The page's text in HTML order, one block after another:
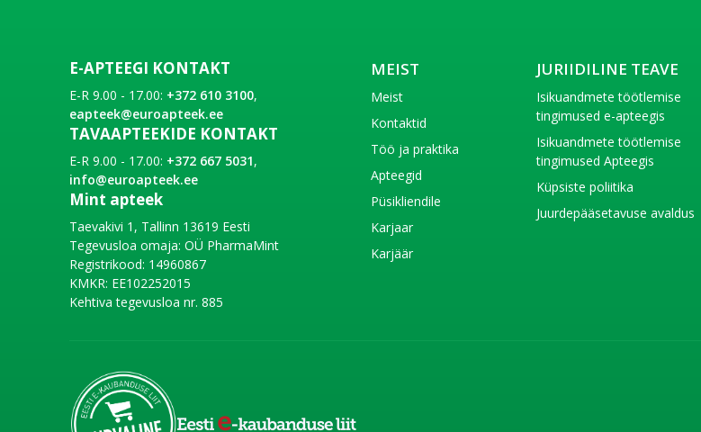
E-APTEEGI KONTAKT
E-R 9.00 - 17.00: +372 610 3100,
eapteek@euroapteek.ee
TAVAAPTEEKIDE KONTAKT
E-R 9.00 - 17.00: +372 667 5031,
info@euroapteek.ee
Mint apteek
Taevakivi 1, Tallinn 13619 Eesti
Tegevusloa omaja: OÜ PharmaMint
Registrikood: 14960867
KMKR: EE102252015
Kehtiva tegevusloa nr. 885
MEIST
Meist
Kontaktid
Töö ja praktika
Apteegid
Püsikliendile
Karjaar
Karjäär
JURIIDILINE TEAVE
Isikuandmete töötlemise
tingimused e-apteegis
Isikuandmete töötlemise
tingimused Apteegis
Küpsiste poliitika
Juurdepääsetavuse avaldus